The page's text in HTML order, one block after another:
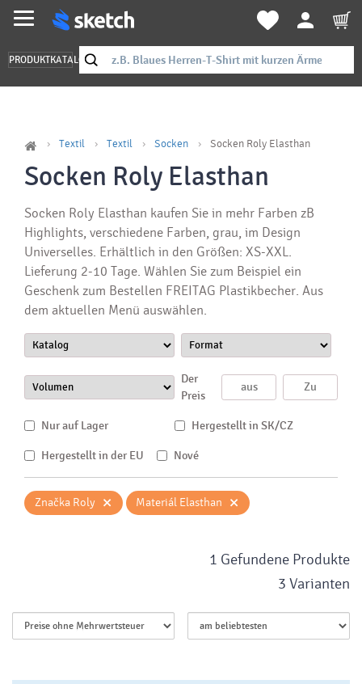
PRODUKTKATALOG
Textil Textil Socken Socken Roly Elasthan
Socken Roly Elasthan
Socken Roly Elasthan kaufen Sie in mehr Farben zB
Highlights, verschiedene Farben, grau, im Design
Universelles. Erhältlich in den Größen: XS-XXL.
Lieferung 2-10 Tage. Wählen Sie zum Beispiel ein
Geschenk zum Bestellen FREITAG Plastikbecher. Aus
dem aktuellen Menü auswählen.
Der
Preis
Nur auf Lager Hergestellt in SK/CZ
Hergestellt in der EU Nové
Značka Roly × Materiál Elasthan ×
1 Gefundene Produkte
3 Varianten